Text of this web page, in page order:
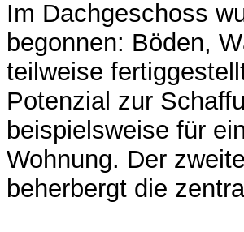
Im Dachgeschoss
begonnen: Böden,
teilweise
Potenzial zur
beispielsweise für
Wohnung. Der
beherbergt die